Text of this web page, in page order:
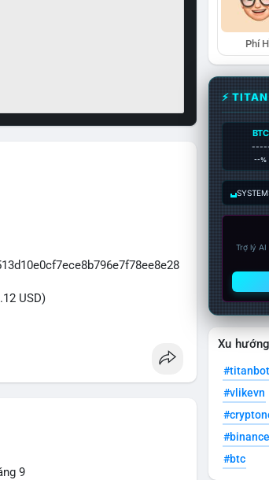
USD)
9
Phí
⚡
BTC
--%
Trợ lý
Xu
#titanbot
#vlikevn
#btc